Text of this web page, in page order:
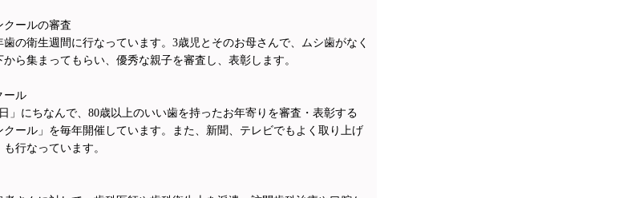
クールの審査
の衛生週間に行なっています。3歳児とそのお母さんで、ムシ歯がなく
ら集まってもらい、優秀な親子を審査し、表彰します。
ール
」にちなんで、80歳以上のいい歯を持ったお年寄りを審査・表彰する
クール」を毎年開催しています。また、新聞、テレビでもよく取り上げ
行なっています。